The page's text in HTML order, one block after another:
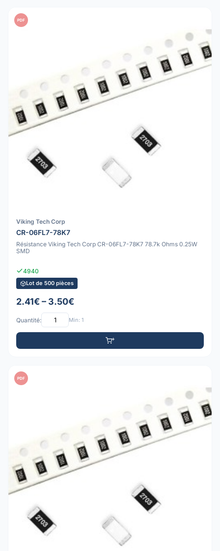
PDF
Viking Tech Corp
CR-06FL7-78K7
Résistance Viking Tech Corp CR-06FL7-78K7 78.7k Ohms 0.25W
SMD
4940
Lot de 500 pièces
2.41€ – 3.50€
Quantité: Min: 1
PDF